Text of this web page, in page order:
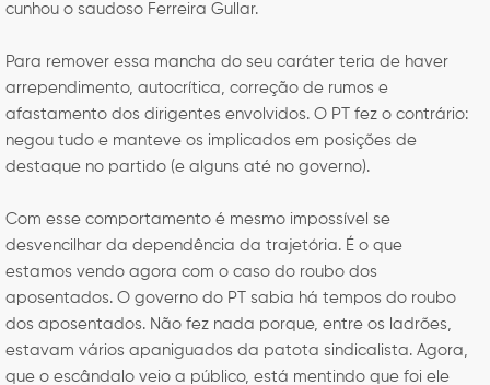
cunhou o saudoso Ferreira Gullar.
Para remover essa mancha do seu caráter teria de haver
arrependimento, autocrítica, correção de rumos e
afastamento dos dirigentes envolvidos. O PT fez o contrário:
negou tudo e manteve os implicados em posições de
destaque no partido (e alguns até no governo).
Com esse comportamento é mesmo impossível se
desvencilhar da dependência da trajetória. É o que
estamos vendo agora com o caso do roubo dos
aposentados. O governo do PT sabia há tempos do roubo
dos aposentados. Não fez nada porque, entre os ladrões,
estavam vários apaniguados da patota sindicalista. Agora,
que o escândalo veio a público, está mentindo que foi ele